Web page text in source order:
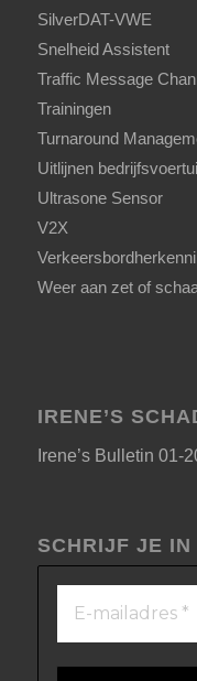
SilverDAT-VWE
Snelheid Assistent
Traffic Message
Trainingen
Turnaround
Uitlijnen
Ultrasone Sensor
V2X
Weer aan zet of
IRENE’S
Irene’s Bulletin 01-
SCHRIJF JE IN